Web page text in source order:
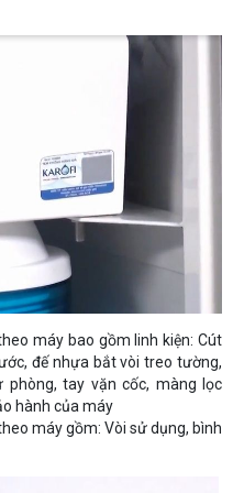
máy bao gồm linh kiện: Cút
đế nhựa bắt vòi treo tường,
tay vặn cốc, màng lọc
hành của máy
máy gồm: Vòi sử dụng, bình